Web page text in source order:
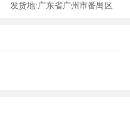
发货地:广东省广州市番禺区